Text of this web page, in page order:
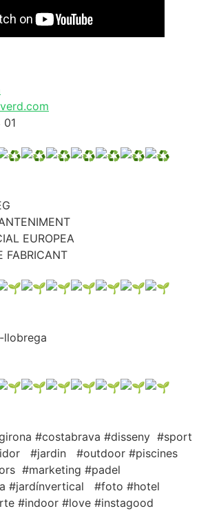
EUROPEA
FABRICANT
llobrega
#costabrava #disseny #sport
#jardin #outdoor #piscines
#marketing #padel
#jardínvertical #foto #hotel
#indoor #love #instagood